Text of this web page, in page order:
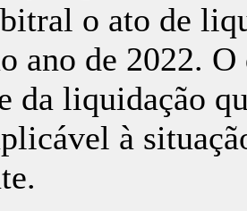
o ato de
ano de 2022. O
da liquidação
à